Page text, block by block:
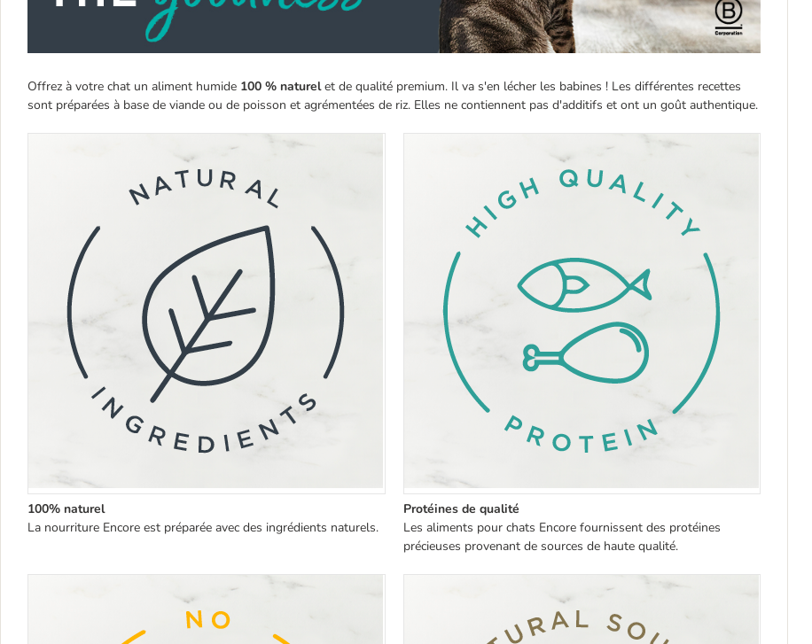
Offrez à votre chat un aliment humide 100 % naturelet de qualité premium. Il va s'en lécher les babines ! Les différentes recettes
sont préparées à base de viande ou de poisson et agrémentées de riz. Elles ne contiennent pas d'additifs et ont un goût authentique.
100% naturel
La nourriture Encore est préparée avec des ingrédients naturels.
Protéines de qualité
Les aliments pour chats Encore fournissent des protéines
précieuses provenant de sources de haute qualité.